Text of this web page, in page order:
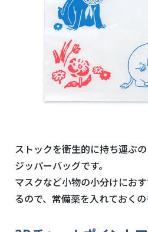
ストックを衛生的に持ち運ぶ
ジッパーバッグです。
マスクなど小物の小分けにお
るので、常備薬を入れておく